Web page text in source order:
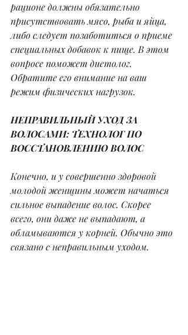
рационе должны обязательно
присутствовать мясо, рыба и яйца,
либо следует позаботиться о приеме
специальных добавок к пище. В этом
вопросе поможет диетолог.
Обратите его внимание на ваш
режим физических нагрузок.
НЕПРАВИЛЬНЫЙ УХОД ЗА
ВОЛОСАМИ: ТЕХНОЛОГ ПО
ВОССТАНОВЛЕНИЮ ВОЛОС
Конечно, и у совершенно здоровой
молодой женщины может начаться
сильное выпадение волос. Скорее
всего, они даже не выпадают, а
обламываются у корней. Обычно это
связано с неправильным уходом.